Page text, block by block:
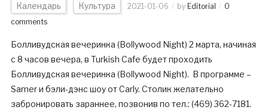
Календарь Культура 2021-01-06 by Editorial
0
comments
Болливудская вечеринка (Bollywood Night) 2 марта, начиная
с 8 часов вечера, в Turkish Cafe будет проходить
Болливудская вечеринка (Bollywood Night). В программе –
Samer и бэли-дэнс шоу от Carly. Столик желательно
забронировать зараннее, позвонив по тел.: (469) 362-7181.